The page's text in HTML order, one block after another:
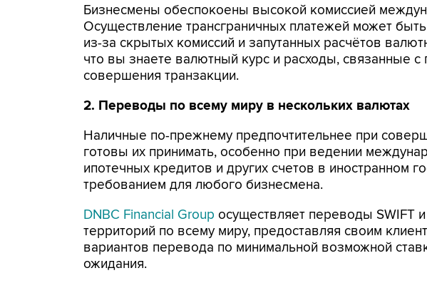
Бизнесмены обеспокоены высокой комиссией
Осуществление трансграничных платежей может
из-за скрытых комиссий и запутанных расчётов
что вы знаете валютный курс и расходы, связанные
совершения транзакции.
2. Переводы по всему миру в нескольких валютах
Наличные по-прежнему предпочтительнее при
готовы их принимать, особенно при ведении
ипотечных кредитов и других счетов в иностранном
требованием для любого бизнесмена.
DNBC Financial Group осуществляет переводы SWIFT и
территорий по всему миру, предоставляя своим
вариантов перевода по минимальной возможной
ожидания.